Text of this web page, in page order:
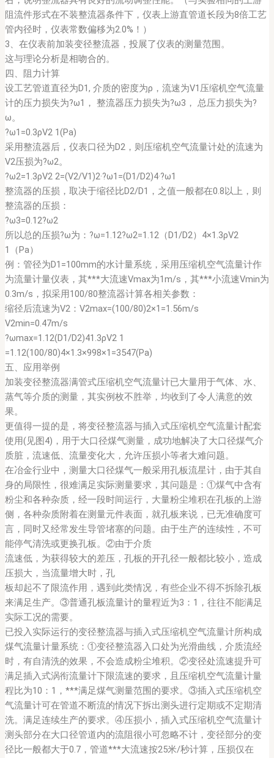
阻流件形式在不装整流器条件下，仪表上游直管道长段为8倍工艺
管内径时，仪表常数偏移为2.0%！）
3、在仪表前加装变径整流器，投展了仪表的测量范围。
这与理论分析是相吻合的。
四、阻力计算
设工艺管道直径为D1, 介质的密度为ρ，流速为V1压缩机空气流量
计的压力损失为?ω1， 整流器压力损失为?ω3， 总压力损失为?
ω。
?ω1=0.3ρV2 1(Pa)
采用整流器后，仪表口径为D2，则压缩机空气流量计处的流速为
V2压损为?ω2。
?ω2=1.3ρV2 2=(V2/V1)2·?ω1=(D1/D2)4·?ω1
整流器的压损，取决于缩径比D2/D1，之值一般都在0.8以上，则
整流器的压损：
?ω3=0.12?ω2
所以总的压损?ω为：?ω=1.12?ω2=1.12（D1/D2）4×1.3ρV2
1（Pa）
例：管径为D1=100mm的水计量系统，采用压缩机空气流量计作
为流量计量仪表，其***大流速Vmax为1m/s，其***小流速Vmin为
0.3m/s，拟采用100/80整流器计算各相关参数：
缩径后流速为V2：V2max=(100/80)2×1=1.56m/s
V2min=0.47m/s
?ωmax=1.12(D1/D2)41.3ρV2 1
=1.12(100/80)4×1.3×998×1=3547(Pa)
五、应用举例
加装变径整流器满管式压缩机空气流量计已大量用于气体、水、
蒸气等介质的测量，其实例枚不胜举，均收到了令人满意的效
果。
更值得一提的是，将变径整流器与插入式压缩机空气流量计配套
使用(见图4)，用于大口径煤气测量，成功地解决了大口径煤气介
质脏，流速低、流量变化大，允许压损小等者大难问题。
在冶金行业中，测量大口径煤气一般采用孔板流星计，由于其自
身的局限性，很难满足实际测量要求，其问题是：①煤气中含有
粉尘和各种杂质，经一段时间运行，大量粉尘堆积在孔板的上游
侧，各种杂质附着在测量元件表面，就孔板来说，已无准确度可
言，同时又经常发生导管堵塞的问题。由于生产的连续性，不可
能停气清洗或更换孔板。②由于介质
流速低，为获得较大的差压，孔板的开孔径一般都比较小，造成
压损大，当流量增大时，孔
板却起不了限流作用，遇到此类情况，有些企业不得不拆除孔板
来满足生产。③普通孔板流量计的量程近为3：1，往往不能满足
实际工况的需要。
已投入实际运行的变径整流器与插入式压缩机空气流量计所构成
煤气流量计量系统：①变径整流器入口处为光滑曲线，介质流经
时，有自清洗的效果，不会造成粉尘堆积。②变径处流速提升可
满足插入式涡衔流量计下限流速的要求，且压缩机空气流量计量
程比为10：1，***满足煤气测量范围的要求。③插入式压缩机空
气流量计可在管道不断流的情况下拆出测头进行定期或不定期清
洗。满足连续生产的要求。④压损小，插入式压缩机空气流量计
测头部分在大口径管道内的流阻很小可忽略不计，变径部分的变
径比一般都大于0.7，管道***大流速按25米/秒计算，压损仅在